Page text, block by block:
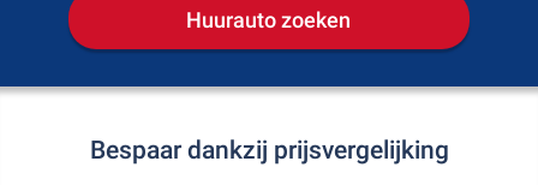
Huurauto zoeken
Bespaar dankzij prijsvergelijking